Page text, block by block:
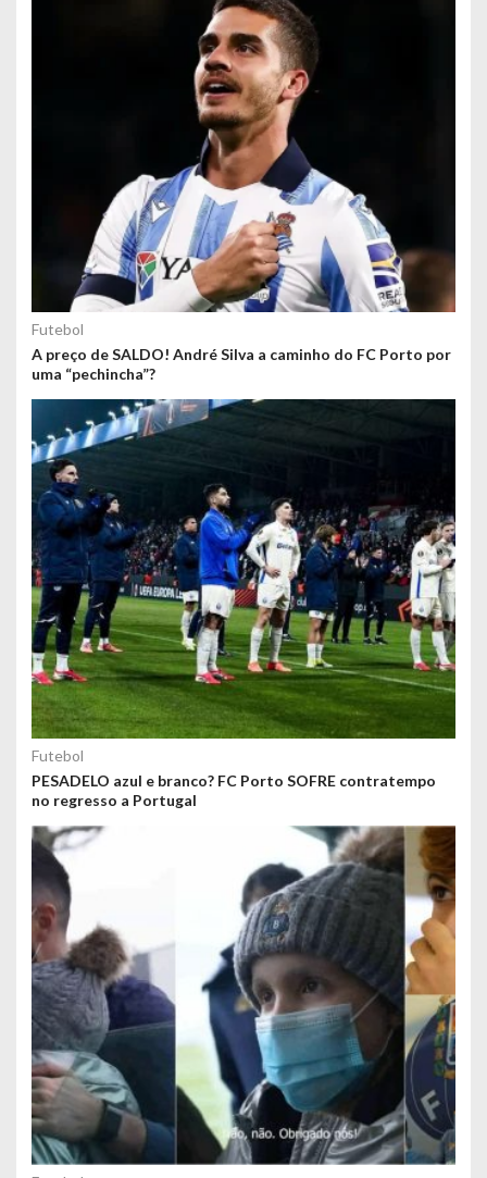
Futebol
A preço de SALDO! André Silva a caminho do FC Porto por
uma “pechincha”?
Futebol
PESADELO azul e branco? FC Porto SOFRE contratempo
no regresso a Portugal